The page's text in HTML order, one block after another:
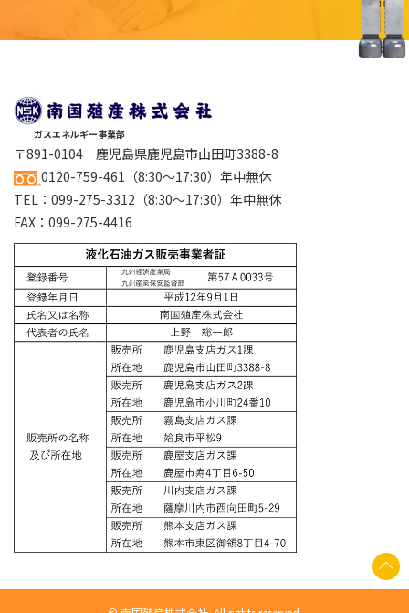
ガスエネルギー事業部
〒891-0104 鹿児島県鹿児島市山田町3388-8
0120-759-461 （8:30～17:30）年中無休
TEL： 099-275-3312 （8:30～17:30）年中無休
FAX：099-275-4416